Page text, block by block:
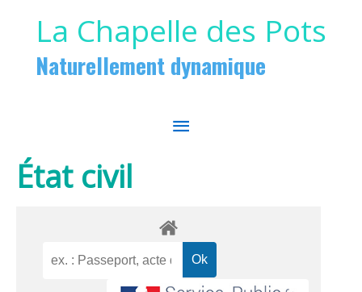
La Chapelle des Pots
Naturellement dynamique
MENU
État civil